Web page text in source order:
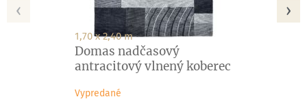
1,70 x 2,40 m
Domas nadčasový
antracitový vlnený koberec
Vypredané
‹ ›